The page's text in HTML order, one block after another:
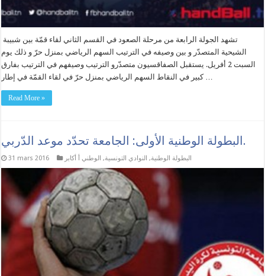
الشيحية المتصدّر و بين وصيفه في الترتيب السهم الرياضي بمنزل حرّ و ذلك يوم
السبت 2 أفريل. يستقبل الصفاقسيون متصدّرو الترتيب وصيفهم في الترتيب بفارق
كبير في النقاط السهم الرياضي بمنزل حرّ في لقاء القمّة في إطار …
Read More »
البطولة الوطنية الأولى: الجامعة تحدّد موعد الدّربي.
31 mars 2016 البطولة الوطنية, النوادي التونسية, الوطني أ أكابر